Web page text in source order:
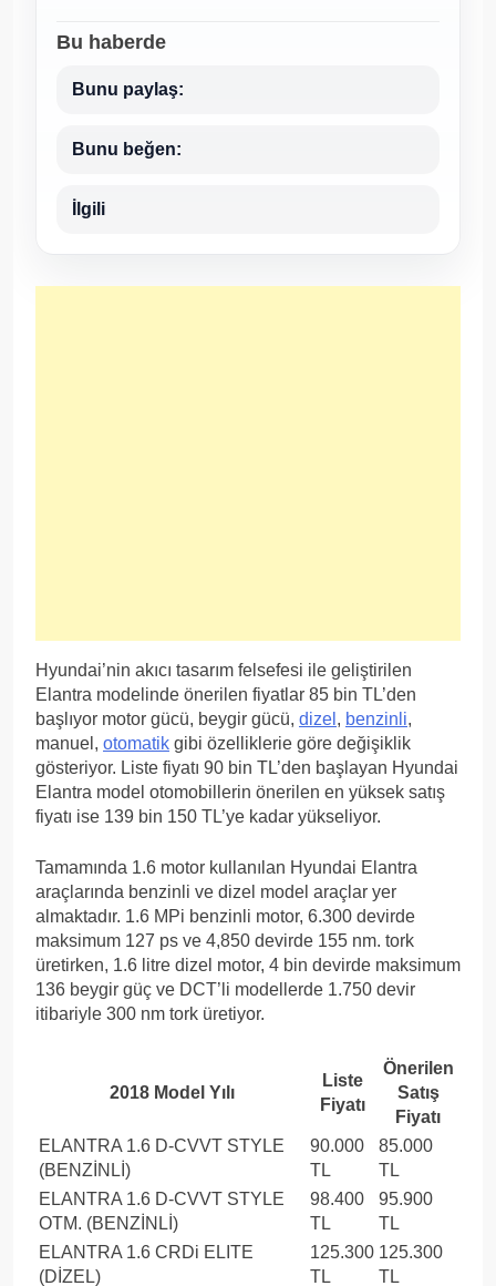
Bu haberde
Bunu paylaş:
Bunu beğen:
İlgili
Hyundai’nin akıcı tasarım felsefesi ile geliştirilen
Elantra modelinde önerilen fiyatlar 85 bin TL’den
başlıyor motor gücü, beygir gücü, dizel , benzinli,
manuel, otomatik gibi özelliklerie göre değişiklik
gösteriyor. Liste fiyatı 90 bin TL’den başlayan Hyundai
Elantra model otomobillerin önerilen en yüksek satış
fiyatı ise 139 bin 150 TL’ye kadar yükseliyor.
Tamamında 1.6 motor kullanılan Hyundai Elantra
araçlarında benzinli ve dizel model araçlar yer
almaktadır. 1.6 MPi benzinli motor, 6.300 devirde
maksimum 127 ps ve 4,850 devirde 155 nm. tork
üretirken, 1.6 litre dizel motor, 4 bin devirde maksimum
136 beygir güç ve DCT’li modellerde 1.750 devir
itibariyle 300 nm tork üretiyor.
2018 Model Yılı
Liste
Fiyatı
Önerilen
Satış
Fiyatı
ELANTRA 1.6 D-CVVT STYLE
(BENZİNLİ)
90.000
TL
85.000
TL
ELANTRA 1.6 D-CVVT STYLE
OTM. (BENZİNLİ)
98.400
TL
95.900
TL
ELANTRA 1.6 CRDi ELITE
(DİZEL)
125.300
TL
125.300
TL